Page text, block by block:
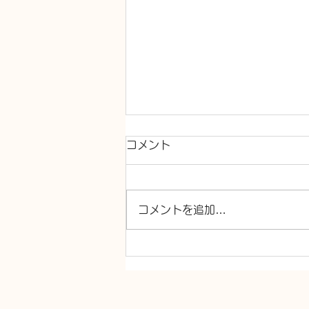
シャワー交換 TOTO
コメント
コメントを追加…